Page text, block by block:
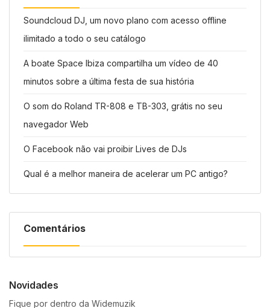
Soundcloud DJ, um novo plano com acesso offline
ilimitado a todo o seu catálogo
A boate Space Ibiza compartilha um vídeo de 40
minutos sobre a última festa de sua história
O som do Roland TR-808 e TB-303, grátis no seu
navegador Web
O Facebook não vai proibir Lives de DJs
Qual é a melhor maneira de acelerar um PC antigo?
Comentários
Novidades
Fique por dentro da Widemuzik